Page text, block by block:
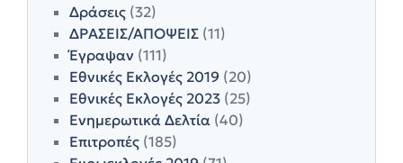
Δράσεις (32)
ΔΡΑΣΕΙΣ/ΑΠΟΨΕΙΣ (11)
Έγραψαν (111)
Εθνικές Εκλογές 2019 (20)
Εθνικές Εκλογές 2023 (25)
Ενημερωτικά Δελτία (40)
Επιτροπές (185)